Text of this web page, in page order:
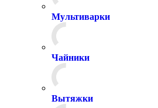
Мультиварки
Чайники
Вытяжки